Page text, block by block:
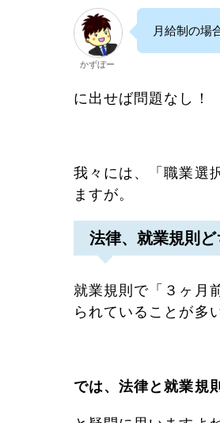
かずぼー
月給制の場
に出せば問題なし！
我々には、「職業選
ますが。
法律、就業規則
就業規則で「３ヶ月
られていることが多
では、法律と就業規